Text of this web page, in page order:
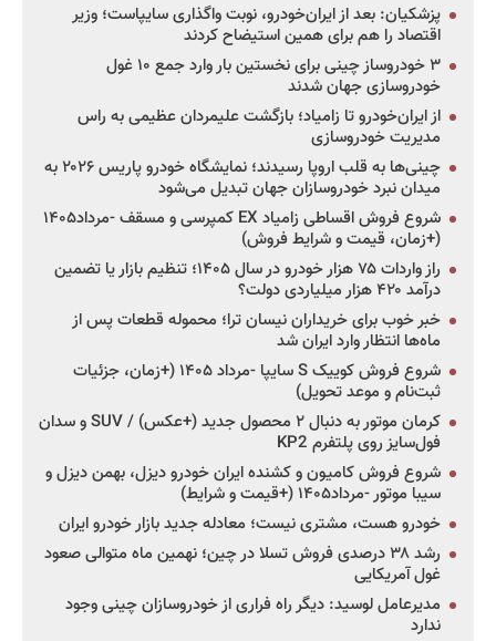
پزشکیان: بعد از ایران‌خودرو، نوبت واگذاری سایپاست؛ وزیر
اقتصاد را هم برای همین استیضاح کردند
۳ خودروساز چینی برای نخستین بار وارد جمع ۱۰ غول
خودروسازی جهان شدند
از ایران‌خودرو تا زامیاد؛ بازگشت علیمردان عظیمی به راس
مدیریت خودروسازی
چینی‌ها به قلب اروپا رسیدند؛ نمایشگاه خودرو پاریس ۲۰۲۶ به
میدان نبرد خودروسازان جهان تبدیل می‌شود
شروع فروش اقساطی زامیاد EX کمپرسی و مسقف -مرداد۱۴۰۵
(+زمان، قیمت و شرایط فروش)
راز واردات ۷۵ هزار خودرو در سال ۱۴۰۵؛ تنظیم بازار یا تضمین
درآمد ۴۲۰ هزار میلیاردی دولت؟
خبر خوب برای خریداران نیسان ترا؛ محموله قطعات پس از
ماه‌ها انتظار وارد ایران شد
شروع فروش کوییک S سایپا -مرداد ۱۴۰۵ (+زمان، جزئیات
ثبت‌نام و موعد تحویل)
کرمان موتور به دنبال ۲ محصول جدید (+عکس) / SUV و سدان
فول‌سایز روی پلتفرم KP2
شروع فروش کامیون و کشنده ایران خودرو دیزل، بهمن دیزل و
سیبا موتور -مرداد۱۴۰۵ (+قیمت و شرایط)
خودرو هست، مشتری نیست؛ معادله جدید بازار خودرو ایران
رشد ۳۸ درصدی فروش تسلا در چین؛ نهمین ماه متوالی صعود
غول آمریکایی
مدیرعامل لوسید: دیگر راه فراری از خودروسازان چینی وجود
ندارد